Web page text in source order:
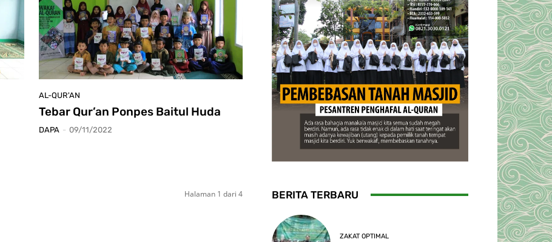
AL-QUR'AN
Tebar Qur’an Ponpes Baitul Huda
DAPA - 09/11/2022
Halaman 1 dari 4 BERITA TERBARU
ZAKAT OPTIMAL